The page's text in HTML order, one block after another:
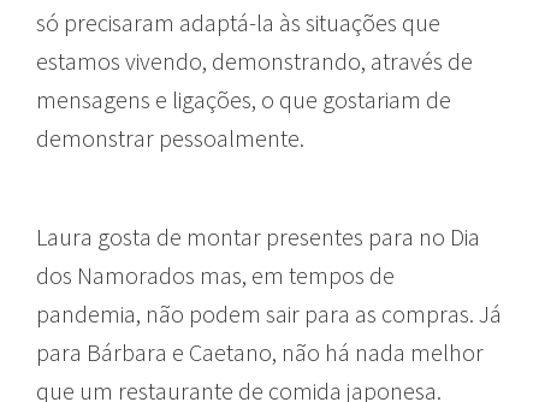
só precisaram adaptá-la às situações que
estamos vivendo, demonstrando, através de
mensagens e ligações, o que gostariam de
demonstrar pessoalmente.
Laura gosta de montar presentes para no Dia
dos Namorados mas, em tempos de
pandemia, não podem sair para as compras. Já
para Bárbara e Caetano, não há nada melhor
que um restaurante de comida japonesa.